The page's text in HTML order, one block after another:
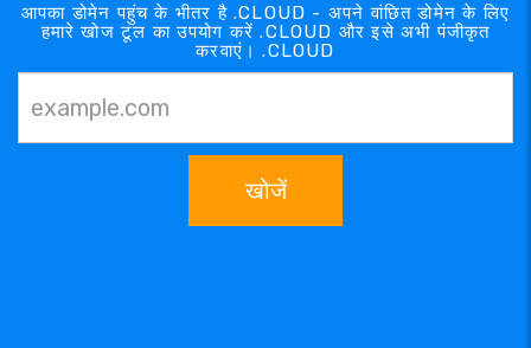
आपका डोमेन पहुंच के भीतर है .CLOUD - अपने वांछित डोमेन के लिए
हमारे खोज टूल का उपयोग करें .CLOUD और इसे अभी पंजीकृत
करवाएं। .CLOUD
खोजें